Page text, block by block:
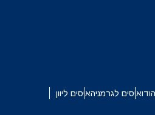
איסים לגרמניהאיסים ליוון